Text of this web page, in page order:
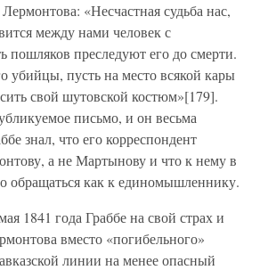
«Несчастная судьба нас,
между нами человек с
пошляков преследуют его до смерти.
убийцы, пусть на место всякой кары
свой шутовской костюм»[179].
письмо, и он весьма
знал, что его корреспондент
а не Мартынову и что к нему в
обращаться как к единомышленнику.
1841 года Граббе на свой страх и
вместо «погибельного»
линии на менее опасный